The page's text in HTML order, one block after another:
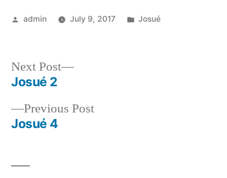
Posted
admin July 9, 2017
Posted
Josué
Post
navigation
Previous PostPrevious
Josué 4
Next Post
Next
Josué 2